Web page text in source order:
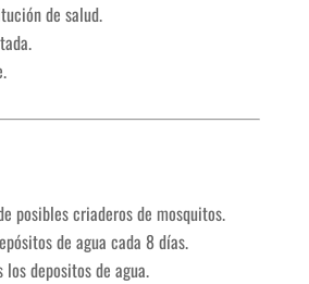
de salud.
posibles criaderos de mosquitos.
de agua cada 8 días.
los depositos de agua.